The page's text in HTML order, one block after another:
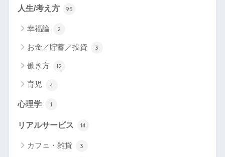
人生/考え方 95
幸福論 2
お金／貯蓄／投資 3
働き方 12
育児 4
心理学 1
リアルサービス 14
カフェ・雑貨 3